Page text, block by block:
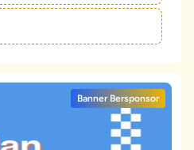
Banner Bersponsor